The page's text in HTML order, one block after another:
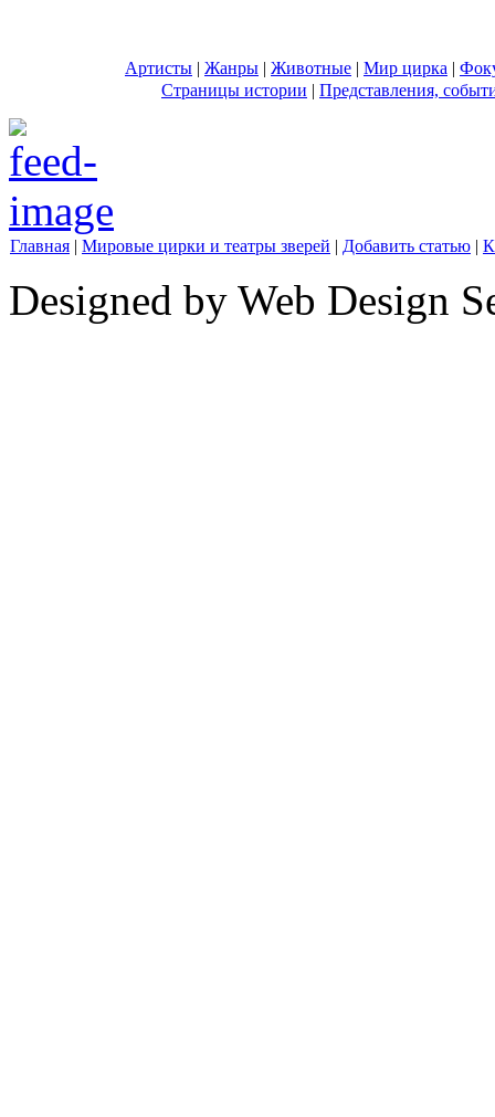
Артисты | Жанры | Животные | Мир цирка |
Страницы истории | Представления,
Главная | Мировые цирки и театры зверей | Добавить статью |
Designed by Web Design